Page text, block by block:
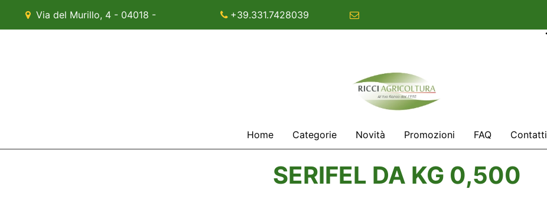
Via del Murillo, 4 - 04018 - +39.331.7428039
Home Categorie Novità Promozioni FAQ Contatti
SERIFEL DA KG 0,500